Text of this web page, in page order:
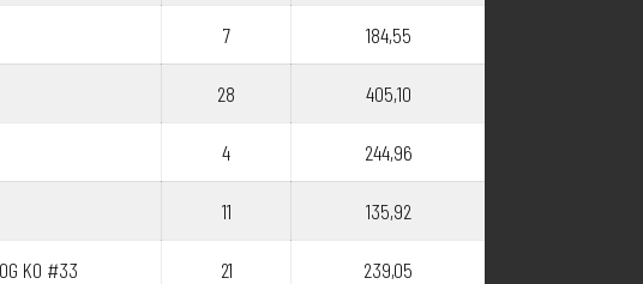
7 184,55
28 405,10
4 244,96
11 135,92
KO #33 21 239,05